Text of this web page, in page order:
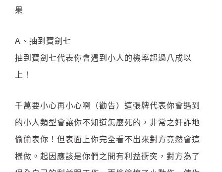
果
A、抽到寶劍七
抽到寶劍七代表你會遇到小人的機率超過八成以
上！
千萬要小心再小心啊（勸告）這張牌代表你會遇到
的小人類型會讓你不知道怎麼死的，非常之奸詐地
偷偷表你！但表面上你完全看不出來對方竟然會這
樣做。起因應該是你們之間有利益衝突，對方為了